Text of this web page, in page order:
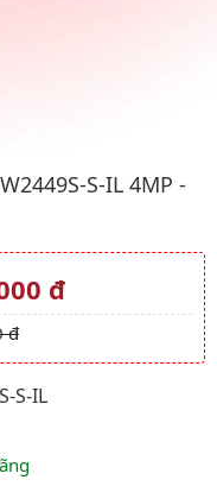
S-IL 4MP -
đ
đ
S-IL